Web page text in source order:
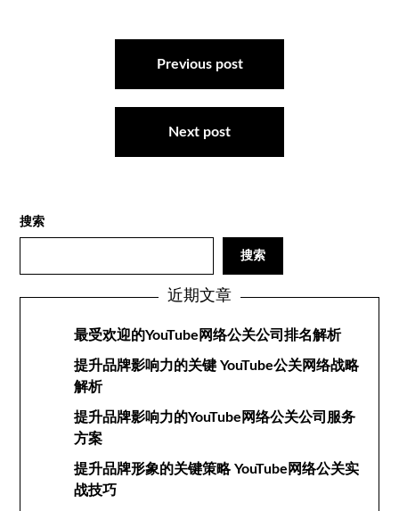
Previous post
Next post
搜索
搜索
近期文章
最受欢迎的YouTube网络公关公司排名解析
提升品牌影响力的关键 YouTube公关网络战略
解析
提升品牌影响力的YouTube网络公关公司服务
方案
提升品牌形象的关键策略 YouTube网络公关实
战技巧